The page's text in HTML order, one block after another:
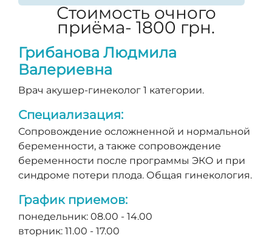
Стоимость очного
приёма- 1800 грн.
Грибанова Людмила
Валериевна
Врач акушер-гинеколог 1 категории.
Специализация:
Сопровождение осложненной и нормальной
беременности, а также сопровождение
беременности после программы ЭКО и при
синдроме потери плода. Общая гинекология.
График приемов:
понедельник: 08.00 - 14.00
вторник: 11.00 - 17.00